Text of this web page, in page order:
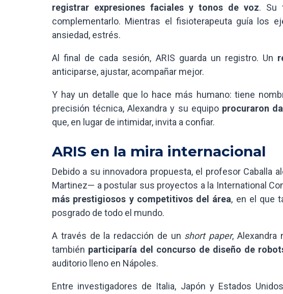
registrar expresiones faciales y tonos de voz. Su
complementarlo. Mientras el fisioterapeuta guía los
ansiedad, estrés.
Al final de cada sesión, ARIS guarda un registro. Un
anticiparse, ajustar, acompañar mejor.
Y hay un detalle que lo hace más humano: tiene
precisión técnica, Alexandra y su equipo procuraron
que, en lugar de intimidar, invita a confiar.
ARIS en la mira internacional
Debido a su innovadora propuesta, el profesor Caballa
Martinez— a postular sus proyectos a la International
más prestigiosos y competitivos del área, en el que
posgrado de todo el mundo.
A través de la redacción de un short paper, Alexandra
también participaría del concurso de diseño de
auditorio lleno en Nápoles.
Entre investigadores de Italia, Japón y Estados